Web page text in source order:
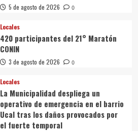
5 de agosto de 2026 0
Locales
420 participantes del 21° Maratón
CONIN
3 de agosto de 2026 0
Locales
La Municipalidad despliega un
operativo de emergencia en el barrio
Ucal tras los daños provocados por
el fuerte temporal